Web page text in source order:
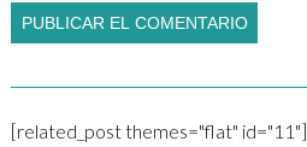
[related_post themes="flat" id="11"]